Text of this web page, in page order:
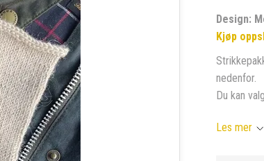
Design:
Kjøp
nedenfor.
Du kan
Les mer